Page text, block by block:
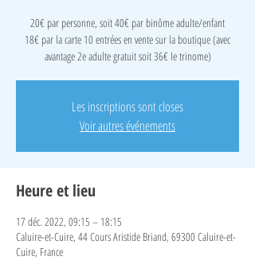
​20€ par personne, soit 40€ par binôme adulte/enfant
18€ par la carte 10 entrées en vente sur la boutique (avec
avantage 2e adulte gratuit soit 36€ le trinome)
Les inscriptions sont closes
Voir autres événements
Heure et lieu
17 déc. 2022, 09:15 – 18:15
Caluire-et-Cuire, 44 Cours Aristide Briand, 69300 Caluire-et-
Cuire, France